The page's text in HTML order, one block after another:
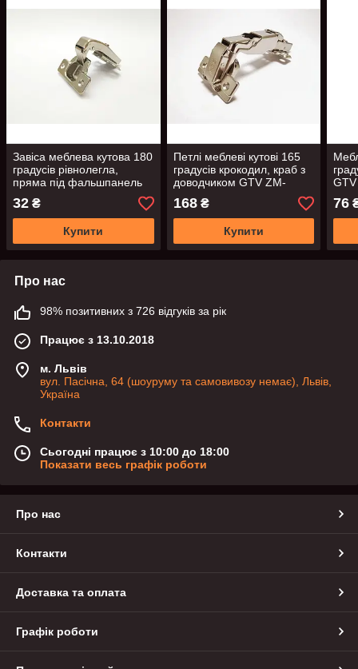
Завіса меблева кутова 180
градуcів рівнолегла,
пряма під фальшпанель
GTV ZP-KT90H2-BE
32 ₴
Купити
Петлі меблеві кутові 165
градусів крокодил, краб з
доводчиком GTV ZM-
HCKT165BE
168₴
Купити
76
Про нас
98% позитивних з 726 відгуків за рік
Працює з 13.10.2018
м. Львів
вул. Пасічна, 64 (шоуруму та самовивозу немає), Львів,
Україна
Контакти
Сьогодні працює з 10:00 до 18:00
Показати весь графік роботи
Про нас
Контакти
Доставка та оплата
Графік роботи